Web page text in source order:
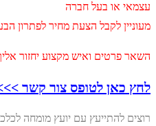
עצמאי או בעל חברה
מעוניין לקבל הצעת מחיר לפתרון
השאר פרטים ואיש מקצוע יחזור
לחץ כאן לטופס צור קשר
רוצים להתייעץ עם יועץ מומחה